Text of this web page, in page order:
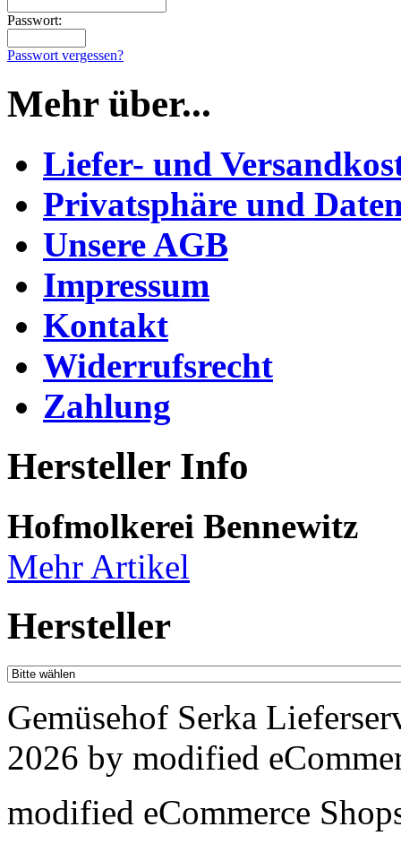
Passwort:
Passwort vergessen?
Mehr über...
Liefer- und
Privatsphäre und
Unsere AGB
Impressum
Kontakt
Widerrufsrecht
Zahlung
Hersteller Info
Hofmolkerei Bennewitz
Mehr Artikel
Hersteller
Gemüsehof Serka
2026 by modified
modified eCommerce